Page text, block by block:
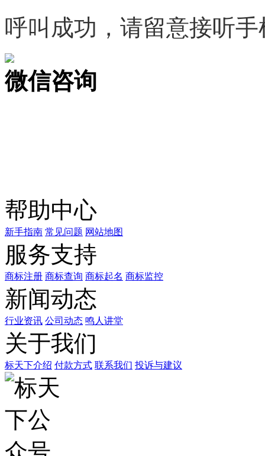
呼叫成功，请留意接听手
微信咨询
帮助中心
新手指南 常见问题 网站地图
服务支持
商标注册 商标查询 商标起名 商标监控
新闻动态
行业资讯 公司动态 鸣人讲堂
关于我们
标天下介绍 付款方式 联系我们 投诉与建议